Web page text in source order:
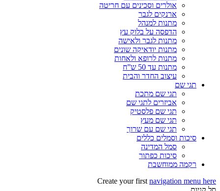
אולרים וסכינים עם חריטה
ארנקים לגבר
מתנות למנהל
הדפסה על בלוק עץ
מתנות לגבר ולאישה
מתנות יודאיקה שונים
מתנות לרופא ולאחות
מתנות עד 50 ש”ח
עיצוב החדר והבית
תגי שם
תגי שם מתכת
אביזרים לתגי שם
תגי שם פלסטיק
תגי שם מעץ
תגי שם עם שרוך
סיכות וסמלים כללים
סמל המדינה
סיכות כפתור
רקמה ממוחשבת
Create your first navigation menu here